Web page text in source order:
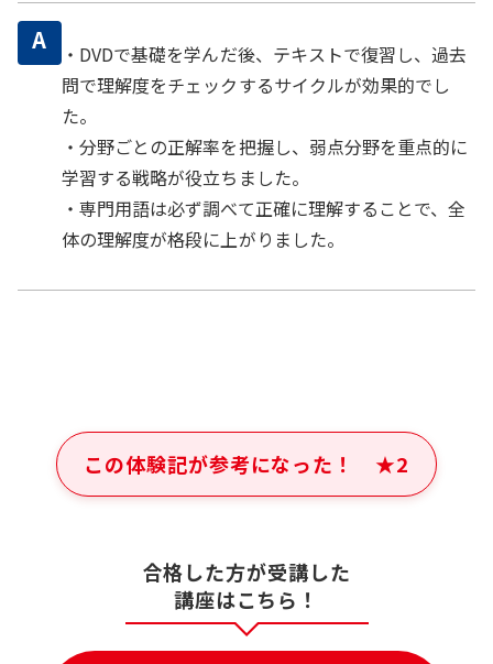
A
・DVDで基礎を学んだ後、テキストで復習し、過去
問で理解度をチェックするサイクルが効果的でし
た。
・分野ごとの正解率を把握し、弱点分野を重点的に
学習する戦略が役立ちました。
・専門用語は必ず調べて正確に理解することで、全
体の理解度が格段に上がりました。
この体験記が参考になった！ ★2
合格した方が受講した
講座はこちら！